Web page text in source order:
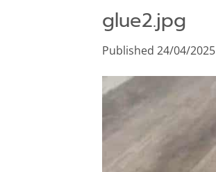
glue2.jpg
Published 24/04/2025